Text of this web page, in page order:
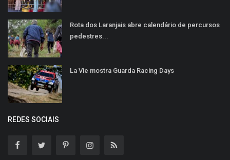
Rota dos Laranjais abre calendário de percursos
pedestres...
La Vie mostra Guarda Racing Days
REDES SOCIAIS